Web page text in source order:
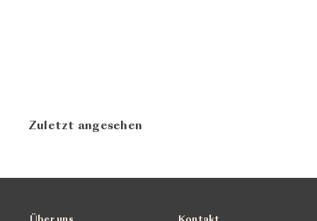
Zuletzt angesehen